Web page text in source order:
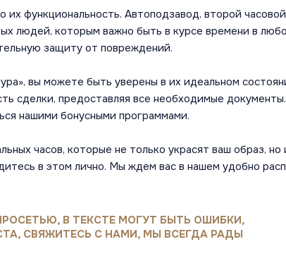
функциональность. Автоподзавод, второй
людей, которым важно быть в курсе времени в
защиту от повреждений.
вы можете быть уверены в их идеальном
сделки, предоставляя все необходимые
нашими бонусными программами.
часов, которые не только украсят ваш образ,
в этом лично. Мы ждем вас в нашем удобно
В ТЕКСТЕ МОГУТ БЫТЬ ОШИБКИ,
СВЯЖИТЕСЬ С НАМИ, МЫ ВСЕГДА РАДЫ